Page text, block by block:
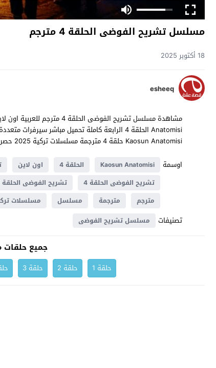
مسلسل تشريح الفوضى الحلقة 4 مترجم
18 أكتوبر 2025
esheeq
Kaosun Anatomisi حلقة 4 مترجمة مسلسلات تركية 2025 حصرياً على موقع
اوسمة
Kaosun Anatomisi الحلقة 4 اون لاين
تشريح الفوضى الحلقة 4
تشريح الفوضى الحلقة 4 مترجم
مترجم
مترجمة مسلسل مسلسلات تركية
تصنيفات مسلسل تشريح الفوضى
جميع
حلقة 1 حلقة 2 حلقة 3